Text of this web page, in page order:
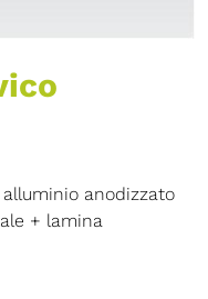
anodizzato
+ lamina